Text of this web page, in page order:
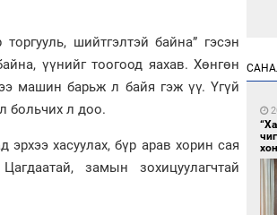
шийтгэлтэй байна” гэсэн
үүнийг тоогоод яахав. Хөнгөн
машин барьж л байя гэж үү. Үгүй
больчих л доо.
хасуулах, бүр арав хорин сая
замын зохицуулагчтай